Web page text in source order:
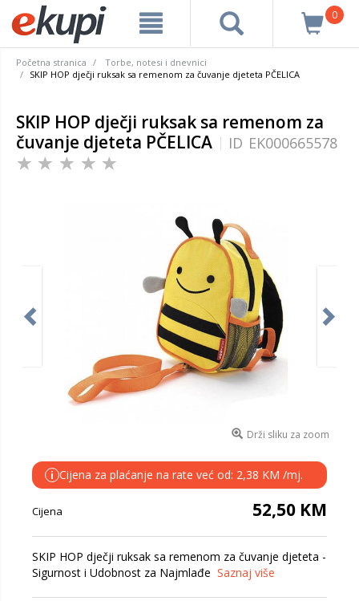
0
Početna stranica
Torbe, notesi i dnevnici
SKIP HOP dječji ruksak sa remenom za čuvanje djeteta PČELICA
SKIP HOP dječji ruksak sa remenom za
čuvanje djeteta PČELICA
ID EK000665578
Drži sliku za zoom
i Cijena za plaćanje na rate već od: 2,38 KM /mj.
Cijena 52,50 KM
SKIP HOP dječji ruksak sa remenom za čuvanje djeteta -
Sigurnost i Udobnost za Najmlađe Saznaj više